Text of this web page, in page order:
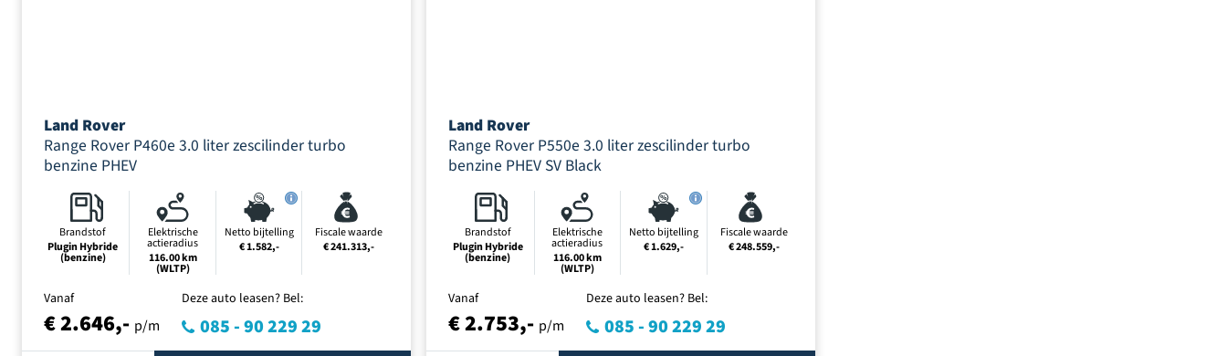
Land Rover
Range Rover P460e 3.0 liter zescilinder turbo
benzine PHEV
Brandstof
Plugin Hybride
(benzine)
Elektrische
actieradius
116.00 km
(WLTP)
Netto bijtelling
€ 1.582,-
Fiscale waarde
€ 241.313,-
Vanaf
€ 2.646,- p/m
Deze auto leasen? Bel:
085 - 90 229 29
Land Rover
Range Rover P550e 3.0 liter zescilinder turbo
benzine PHEV SV Black
Brandstof
Plugin Hybride
(benzine)
Elektrische
actieradius
116.00 km
(WLTP)
Netto bijtelling
€ 1.629,-
Fiscale waarde
€ 248.559,-
Vanaf
€ 2.753,- p/m
Deze auto leasen? Bel:
085 - 90 229 29